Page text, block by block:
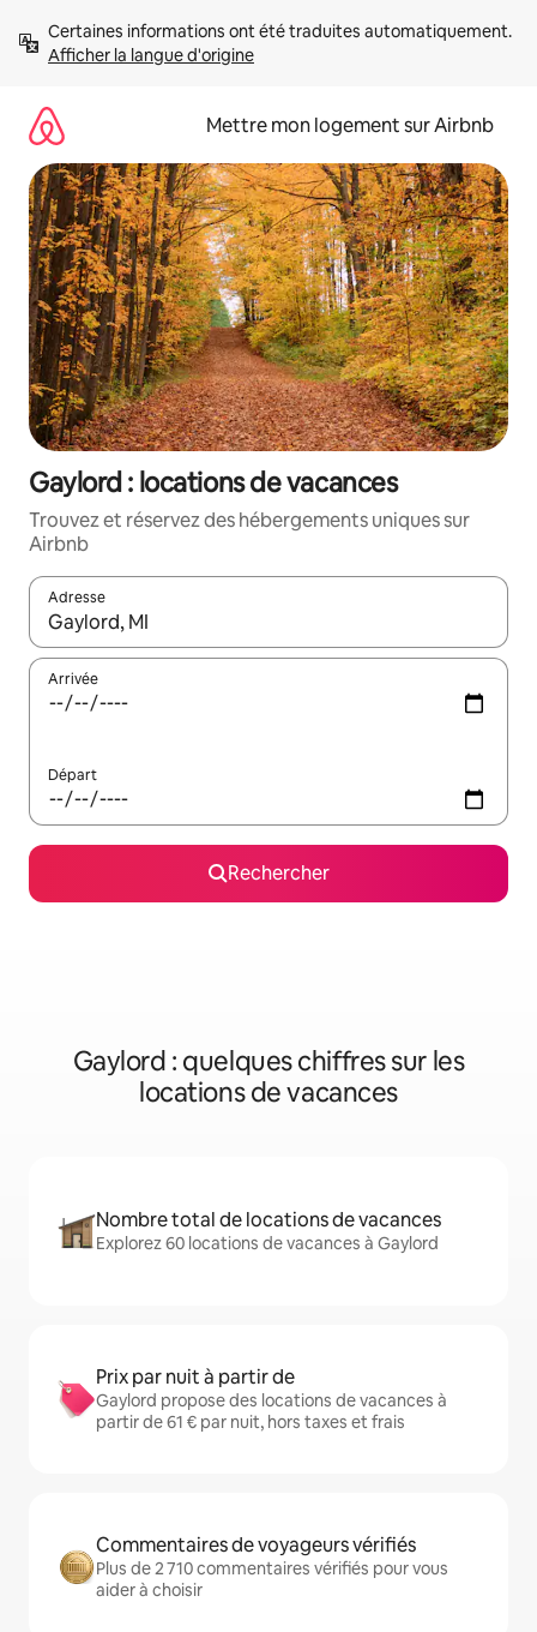
directement
Afficher la langue d'origine
Mettre mon logement sur Airbnb
Gaylord : locations de vacances
Trouvez et réservez des hébergements uniques sur
Airbnb
Adresse
Lorsque les résultats s'affichent, utilisez les flèches vers le
Arrivée
Départ
Rechercher
Gaylord : quelques chiffres sur les
locations de vacances
Nombre total de locations de vacances
Explorez 60 locations de vacances à Gaylord
Prix par nuit à partir de
Gaylord propose des locations de vacances à
partir de 61 € par nuit, hors taxes et frais
Commentaires de voyageurs vérifiés
Plus de 2 710 commentaires vérifiés pour vous
aider à choisir